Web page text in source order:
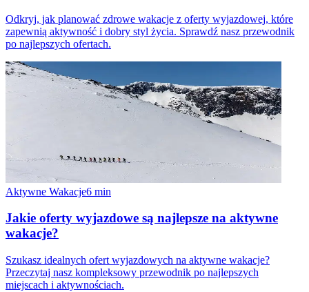
Odkryj, jak planować zdrowe wakacje z oferty wyjazdowej, które
zapewnią aktywność i dobry styl życia. Sprawdź nasz przewodnik
po najlepszych ofertach.
Aktywne Wakacje6 min
Jakie oferty wyjazdowe są najlepsze na aktywne
wakacje?
Szukasz idealnych ofert wyjazdowych na aktywne wakacje?
Przeczytaj nasz kompleksowy przewodnik po najlepszych
miejscach i aktywnościach.